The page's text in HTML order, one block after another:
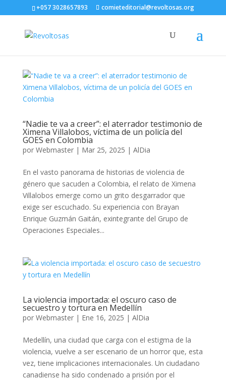
+057 3028657893 comieteditorial@revoltosas.org
“Nadie te va a creer”: el aterrador testimonio de
Ximena Villalobos, víctima de un policía del
GOES en Colombia
por Webmaster| Mar 25, 2025 | AlDia
En el vasto panorama de historias de violencia de
género que sacuden a Colombia, el relato de Ximena
Villalobos emerge como un grito desgarrador que
exige ser escuchado. Su experiencia con Brayan
Enrique Guzmán Gaitán, exintegrante del Grupo de
Operaciones Especiales...
La violencia importada: el oscuro caso de
secuestro y tortura en Medellín
por Webmaster| Ene 16, 2025 | AlDia
Medellín, una ciudad que carga con el estigma de la
violencia, vuelve a ser escenario de un horror que, esta
vez, tiene implicaciones internacionales. Un ciudadano
canadiense ha sido condenado a prisión por el